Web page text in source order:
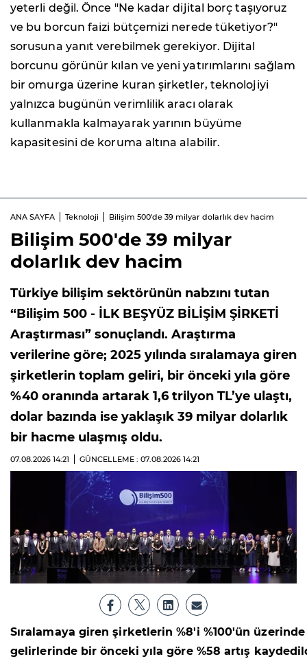
yeterli değil. Önce "Ne kadar dijital borç taşıyoruz
ve bu borcun faizi bütçemizi nerede tüketiyor?"
sorusuna yanıt verebilmek gerekiyor. Dijital
borcunu görünür kılan ve yeni yatırımlarını sağlam
bir omurga üzerine kuran şirketler, teknolojiyi
yalnızca bugünün verimlilik aracı olarak
kullanmakla kalmayarak yarının büyüme
kapasitesini de koruma altına alabilir.
ANA SAYFA Teknoloji Bilişim 500'de 39 milyar dolarlık dev hacim
Bilişim 500'de 39 milyar
dolarlık dev hacim
Türkiye bilişim sektörünün nabzını tutan
“Bilişim 500 - İLK BEŞYÜZ BİLİŞİM ŞİRKETİ
Araştırması” sonuçlandı. Araştırma
verilerine göre; 2025 yılında sıralamaya giren
şirketlerin toplam geliri, bir önceki yıla göre
%40 oranında artarak 1,6 trilyon TL’ye ulaştı,
dolar bazında ise yaklaşık 39 milyar dolarlık
bir hacme ulaşmış oldu.
07.08.2026 14:21 GÜNCELLEME : 07.08.2026 14:21
Sıralamaya giren şirketlerin %8'i %100'ün
gelirlerinde bir önceki yıla göre %58 artış